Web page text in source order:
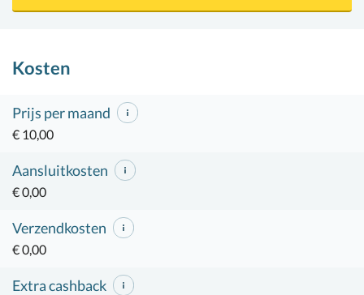
Kosten
Prijs per maand
€ 10,00
Aansluitkosten
€ 0,00
Verzendkosten
€ 0,00
Extra cashback